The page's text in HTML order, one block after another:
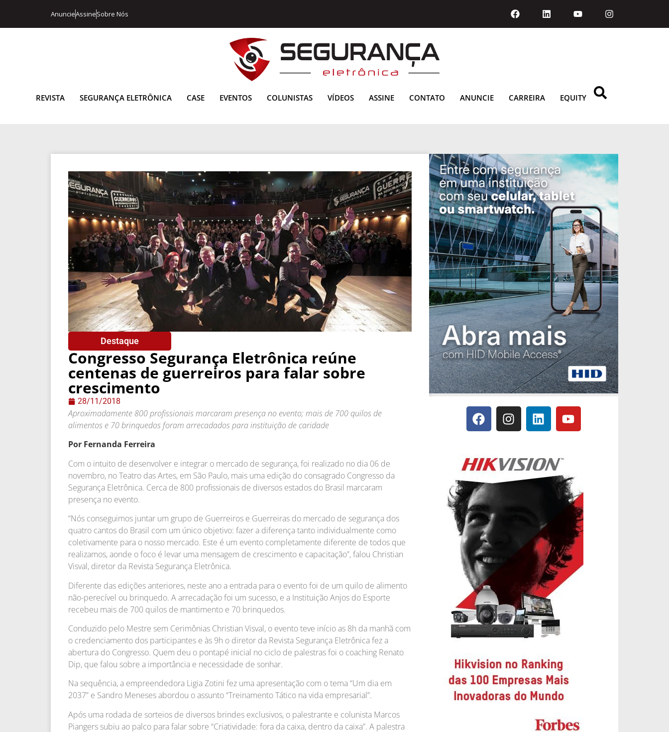
AnuncieAssineSobre Nós
REVISTA SEGURANÇA ELETRÔNICA CASE EVENTOS COLUNISTAS VÍDEOS ASSINE CONTATO ANUNCIE CARREIRA EQUITY
Destaque
Congresso Segurança Eletrônica reúne
centenas de guerreiros para falar sobre
crescimento
28/11/2018
Aproximadamente 800 profissionais marcaram presença no evento; mais de 700 quilos de
alimentos e 70 brinquedos foram arrecadados para instituição de caridade
Por Fernanda Ferreira
Com o intuito de desenvolver e integrar o mercado de segurança, foi realizado no dia 06 de
novembro, no Teatro das Artes, em São Paulo, mais uma edição do consagrado Congresso da
Segurança Eletrônica. Cerca de 800 profissionais de diversos estados do Brasil marcaram
presença no evento.
“Nós conseguimos juntar um grupo de Guerreiros e Guerreiras do mercado de segurança dos
quatro cantos do Brasil com um único objetivo: fazer a diferença tanto individualmente como
coletivamente para o nosso mercado. Este é um evento completamente diferente de todos que
realizamos, aonde o foco é levar uma mensagem de crescimento e capacitação”, falou Christian
Visval, diretor da Revista Segurança Eletrônica.
Diferente das edições anteriores, neste ano a entrada para o evento foi de um quilo de alimento
não-perecível ou brinquedo. A arrecadação foi um sucesso, e a Instituição Anjos do Esporte
recebeu mais de 700 quilos de mantimento e 70 brinquedos.
Conduzido pelo Mestre sem Cerimônias Christian Visval, o evento teve início as 8h da manhã com
o credenciamento dos participantes e às 9h o diretor da Revista Segurança Eletrônica fez a
abertura do Congresso. Quem deu o pontapé inicial no ciclo de palestras foi o coaching Renato
Dip, que falou sobre a importância e necessidade de sonhar.
Na sequência, a empreendedora Ligia Zotini fez uma apresentação com o tema “Um dia em
2037” e Sandro Meneses abordou o assunto “Treinamento Tático na vida empresarial”.
Após uma rodada de sorteios de diversos brindes exclusivos, o palestrante e colunista Marcos
Piangers subiu ao palco para falar sobre “Criatividade: fora da caixa, dentro da caixa”. A palestra